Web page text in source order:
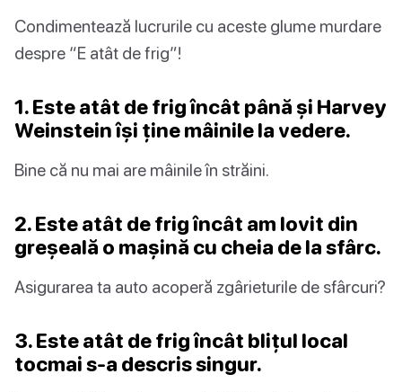
Condimentează lucrurile cu aceste glume murdare
despre “E atât de frig”!
1. Este atât de frig încât până și Harvey
Weinstein își ține mâinile la vedere.
Bine că nu mai are mâinile în străini.
2. Este atât de frig încât am lovit din
greșeală o mașină cu cheia de la sfârc.
Asigurarea ta auto acoperă zgârieturile de sfârcuri?
3. Este atât de frig încât blițul local
tocmai s-a descris singur.